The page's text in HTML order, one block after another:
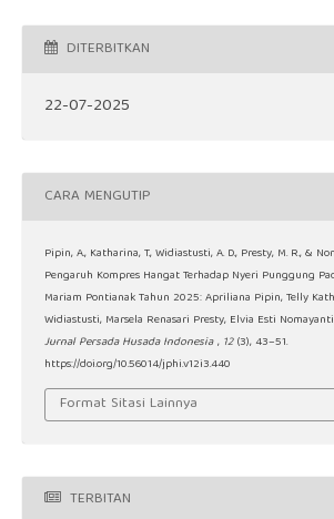
DITERBITKAN
22-07-2025
CARA MENGUTIP
Pipin, A., Katharina, T., Widiastusti, A. D., Presty, M. R., &
Pengaruh Kompres Hangat Terhadap Nyeri Punggung
Mariam Pontianak Tahun 2025: Apriliana Pipin, Telly
Widiastusti, Marsela Renasari Presty, Elvia Esti Nomayanti.
Jurnal Persada Husada Indonesia , 12 (3), 43–51.
https://doi.org/10.56014/jphi.v12i3.440
Format Sitasi Lainnya
TERBITAN